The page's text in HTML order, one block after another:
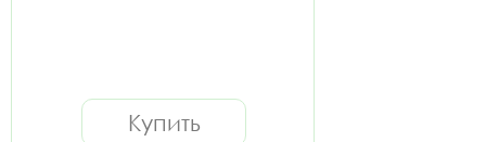
Купить